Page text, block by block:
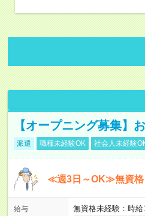
【オープニング募集】
派遣 職種未経験OK 社会人未経験
≪週3日～OK≫無資格
給与 無資格未経験：時